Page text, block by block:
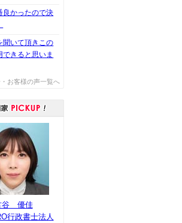
良かったので決
聞いて頂きこの
できると思いま
お客様の声一覧へ
谷 優佳
行政書士法人